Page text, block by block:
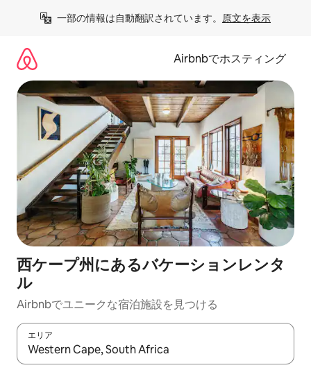
一部の情報は自動翻訳されています。 原文を表示
Airbnbでホスティング
西ケープ州にあるバケーションレンタ
ル
Airbnbでユニークな宿泊施設を見つける
エリア
検索結果が表示されたら、上下の矢印キーを使って移動するか